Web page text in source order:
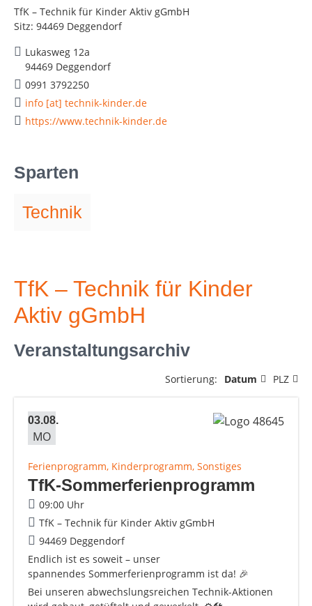
TfK – Technik für Kinder Aktiv gGmbH
Sitz: 94469 Deggendorf
Lukasweg 12a
94469 Deggendorf
0991 3792250
info [at] technik-kinder.de
https://www.technik-kinder.de
Sparten
Technik
TfK – Technik für Kinder
Aktiv gGmbH
Veranstaltungsarchiv
Sortierung: Datum PLZ
03.08.
MO
Ferienprogramm, Kinderprogramm, Sonstiges
TfK-Sommerferienprogramm
09:00 Uhr
TfK – Technik für Kinder Aktiv gGmbH
94469 Deggendorf
Endlich ist es soweit – unser
spannendes Sommerferienprogramm ist da! 🎉
Bei unseren abwechslungsreichen Technik-Aktionen